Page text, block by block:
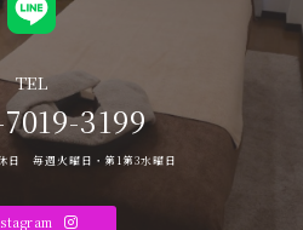
TEL
3199
日 毎週火曜日・第1第3水曜日